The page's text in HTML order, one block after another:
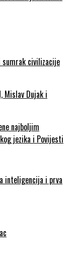
sumrak civilizacije
najboljim
jezika i Povijesti
inteligencija i prva